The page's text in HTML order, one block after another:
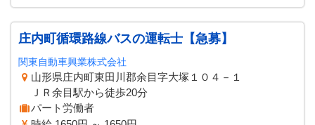
庄内町循環路線バスの運転士【急募】
関東自動車興業株式会社
山形県庄内町東田川郡余目字大塚１０４－１
ＪＲ余目駅から徒歩20分
パート労働者